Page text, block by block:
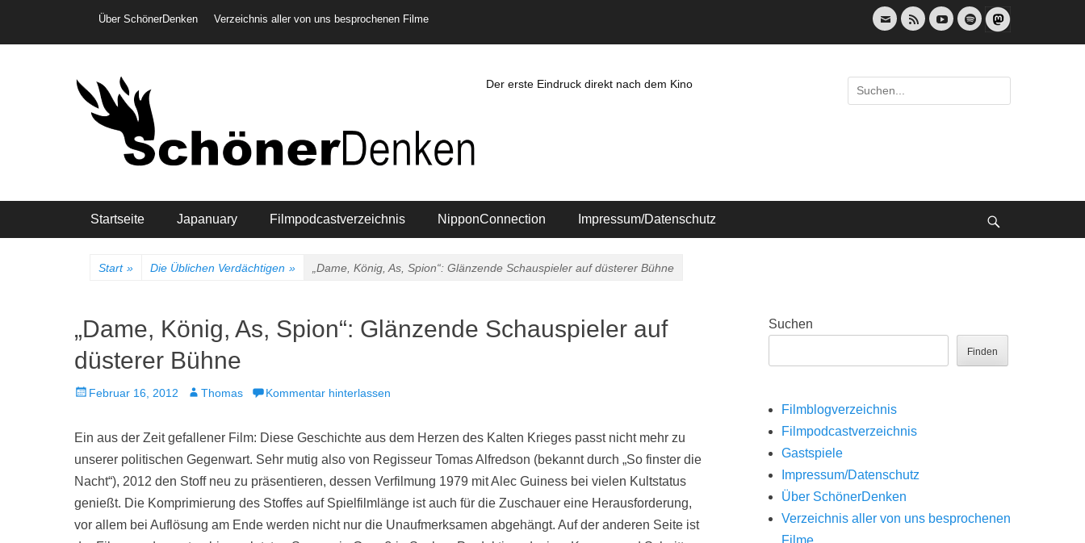
Header-Menü
Über SchönerDenken Verzeichnis aller von uns besprochenen Filme
E-
Mail
Feed YouTubeSpotify
Der erste Eindruck direkt nach dem Kino
Suche
nach:
Hauptmenü
Startseite Japanuary Filmpodcastverzeichnis NipponConnection Impressum/Datenschutz
Start » Die Üblichen Verdächtigen » „Dame, König, As, Spion“: Glänzende Schauspieler auf düsterer Bühne
„Dame, König, As, Spion“: Glänzende Schauspieler auf
düsterer Bühne
Veröffentlicht
Februar 16, 2012 AutorThomas Kommentar hinterlassen
Ein aus der Zeit gefallener Film: Diese Geschichte aus dem Herzen des Kalten Krieges passt nicht mehr zu
unserer politischen Gegenwart. Sehr mutig also von Regisseur Tomas Alfredson (bekannt durch „So finster die
Nacht“), 2012 den Stoff neu zu präsentieren, dessen Verfilmung 1979 mit Alec Guiness bei vielen Kultstatus
genießt. Die Komprimierung des Stoffes auf Spielfilmlänge ist auch für die Zuschauer eine Herausforderung,
vor allem bei Auflösung am Ende werden nicht nur die Unaufmerksamen abgehängt. Auf der anderen Seite ist
Suchen
Finden
Filmblogverzeichnis
Filmpodcastverzeichnis
Gastspiele
Impressum/Datenschutz
Über SchönerDenken
Verzeichnis aller von uns besprochenen
Filme